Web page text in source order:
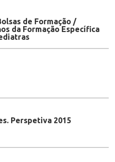
de Formação /
da Formação Específica
Perspetiva 2015